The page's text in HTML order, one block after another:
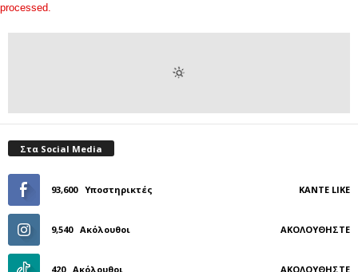
processed.
Στα Social Media
93,600 Υποστηρικτές ΚΆΝΤΕ LIKE
9,540 Ακόλουθοι ΑΚΟΛΟΥΘΉΣΤΕ
420 Ακόλουθοι ΑΚΟΛΟΥΘΉΣΤΕ